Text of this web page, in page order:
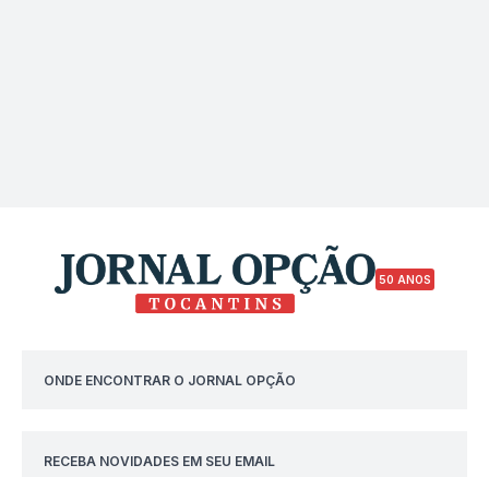
50 ANOS
ONDE ENCONTRAR O JORNAL OPÇÃO
RECEBA NOVIDADES EM SEU EMAIL